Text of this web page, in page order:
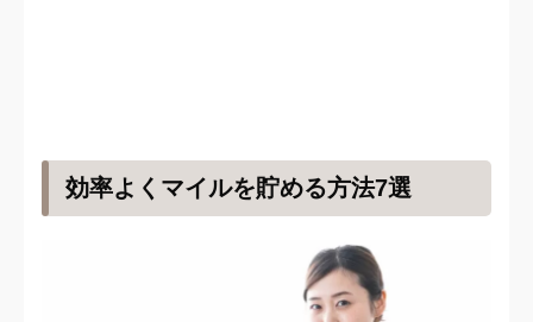
効率よくマイルを貯める方法7選